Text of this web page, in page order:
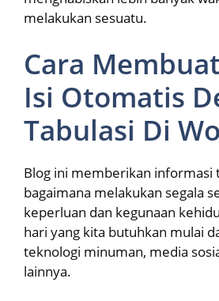
melakukan sesuatu.
Cara
Isi Otomatis
Tabulasi Di
Blog ini memberikan informasi
bagaimana melakukan segala
keperluan dan kegunaan
hari yang kita butuhkan mulai
teknologi minuman, media
lainnya.